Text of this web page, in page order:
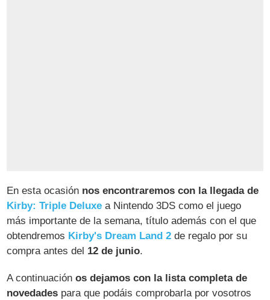
En esta ocasión nos encontraremos con la llegada de
Kirby: Triple Deluxe a Nintendo 3DS como el juego
más importante de la semana, título además con el que
obtendremos Kirby's Dream Land 2 de regalo por su
compra antes del 12 de junio.
A continuaciónos dejamos con la lista completa de
novedades para que podáis comprobarla por vosotros